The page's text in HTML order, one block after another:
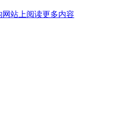
网站上阅读更多内容